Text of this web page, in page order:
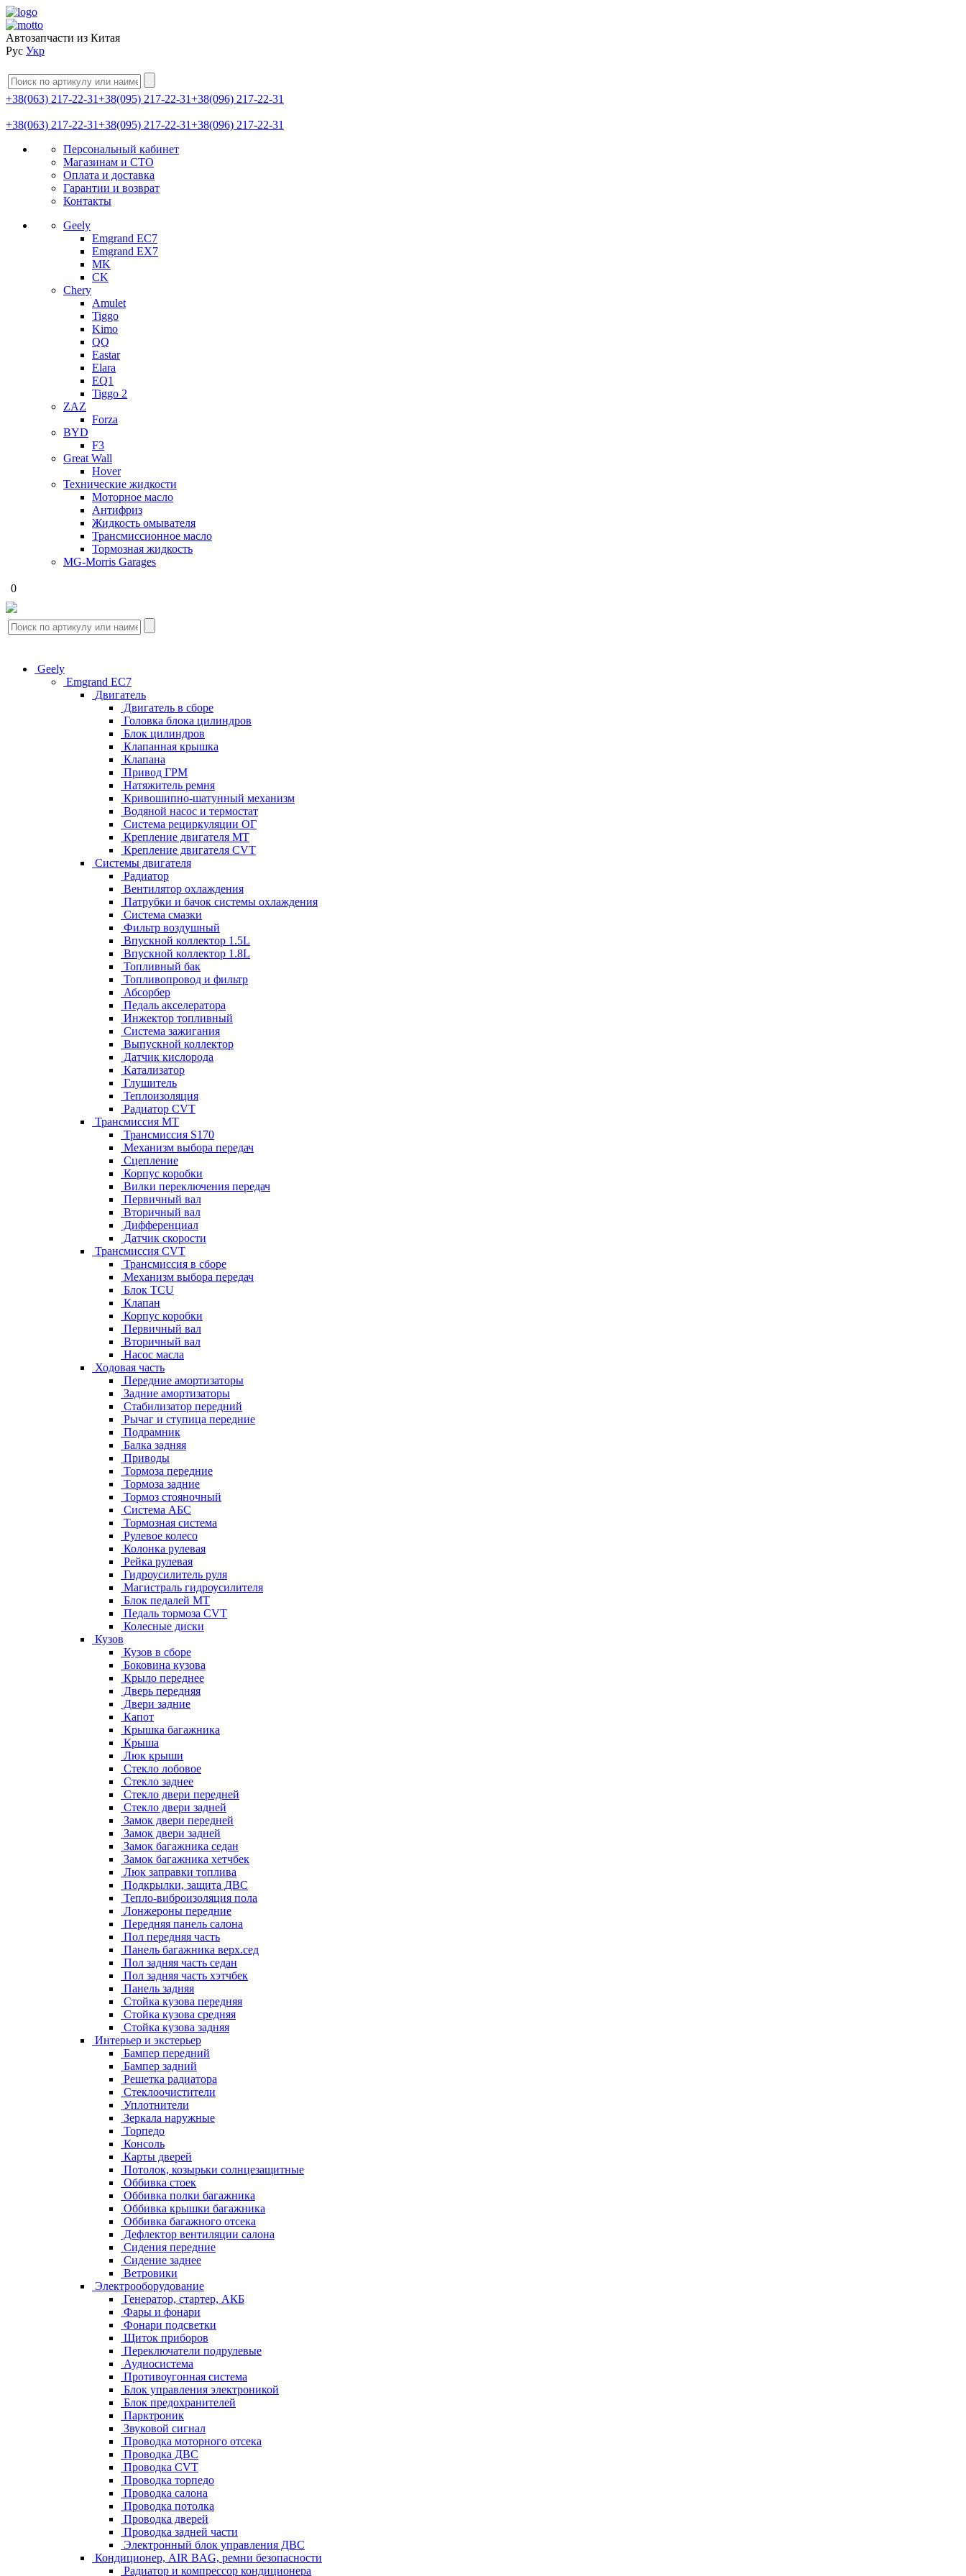
Автозапчасти из Китая
Рус Укр
+38(063) 217-22-31+38(095) 217-22-31+38(096) 217-22-31
+38(063) 217-22-31+38(095) 217-22-31+38(096) 217-22-31
Персональный кабинет
Магазинам и СТО
Оплата и доставка
Гарантии и возврат
Контакты
Geely
Emgrand EC7
Emgrand EX7
MK
CK
Chery
Amulet
Tiggo
Kimo
QQ
Eastar
Elara
EQ1
Tiggo 2
ZAZ
Forza
BYD
F3
Great Wall
Hover
Технические жидкости
Моторное масло
Антифриз
Жидкость омывателя
Трансмиссионное масло
Тормозная жидкость
MG-Morris Garages
0
Geely
Emgrand EC7
Двигатель
Двигатель в сборе
Головка блока цилиндров
Блок цилиндров
Клапанная крышка
Клапана
Привод ГРМ
Натяжитель ремня
Кривошипно-шатунный механизм
Водяной насос и термостат
Система рециркуляции ОГ
Крепление двигателя MT
Крепление двигателя CVT
Системы двигателя
Радиатор
Вентилятор охлаждения
Патрубки и бачок системы охлаждения
Система смазки
Фильтр воздушный
Впускной коллектор 1.5L
Впускной коллектор 1.8L
Топливный бак
Топливопровод и фильтр
Абсорбер
Педаль акселератора
Инжектор топливный
Система зажигания
Выпускной коллектор
Датчик кислорода
Катализатор
Глушитель
Теплоизоляция
Радиатор CVT
Трансмиссия MT
Трансмиссия S170
Механизм выбора передач
Сцепление
Корпус коробки
Вилки переключения передач
Первичный вал
Вторичный вал
Дифференциал
Датчик скорости
Трансмиссия CVT
Трансмиссия в сборе
Механизм выбора передач
Блок TCU
Клапан
Корпус коробки
Первичный вал
Вторичный вал
Насос масла
Ходовая часть
Передние амортизаторы
Задние амортизаторы
Стабилизатор передний
Рычаг и ступица передние
Подрамник
Балка задняя
Приводы
Тормоза передние
Тормоза задние
Тормоз стояночный
Система АБС
Тормозная система
Рулевое колесо
Колонка рулевая
Рейка рулевая
Гидроусилитель руля
Магистраль гидроусилителя
Блок педалей МТ
Педаль тормоза CVT
Колесные диски
Кузов
Кузов в сборе
Боковина кузова
Крыло переднее
Дверь передняя
Двери задние
Капот
Крышка багажника
Крыша
Люк крыши
Стекло лобовое
Стекло заднее
Стекло двери передней
Стекло двери задней
Замок двери передней
Замок двери задней
Замок багажника седан
Замок багажника хетчбек
Люк заправки топлива
Подкрылки, защита ДВС
Тепло-виброизоляция пола
Лонжероны передние
Передняя панель салона
Пол передняя часть
Панель багажника верх.сед
Пол задняя часть седан
Пол задняя часть хэтчбек
Панель задняя
Стойка кузова передняя
Стойка кузова средняя
Стойка кузова задняя
Интерьер и экстерьер
Бампер передний
Бампер задний
Решетка радиатора
Стеклоочистители
Уплотнители
Зеркала наружные
Торпедо
Консоль
Карты дверей
Потолок, козырьки солнцезащитные
Оббивка стоек
Оббивка полки багажника
Оббивка крышки багажника
Оббивка багажного отсека
Дефлектор вентиляции салона
Сидения передние
Сидение заднее
Ветровики
Электрооборудование
Генератор, стартер, АКБ
Фары и фонари
Фонари подсветки
Щиток приборов
Переключатели подрулевые
Аудиосистема
Противоугонная система
Блок управления электроникой
Блок предохранителей
Парктроник
Звуковой сигнал
Проводка моторного отсека
Проводка ДВС
Проводка CVT
Проводка торпедо
Проводка салона
Проводка потолка
Проводка дверей
Проводка задней части
Электронный блок управления ДВС
Кондиционер, AIR BAG, ремни безопасности
Радиатор и компрессор кондиционера